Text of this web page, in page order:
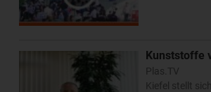
Kunststoffe
Plas.TV
Kiefel stellt